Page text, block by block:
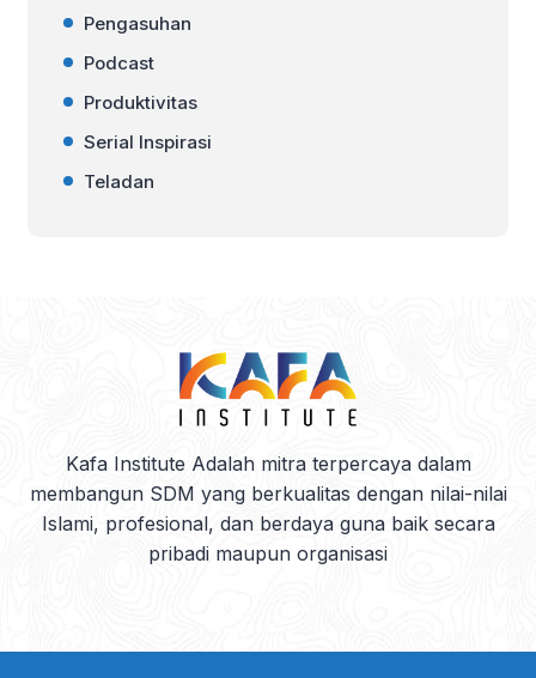
Pengasuhan
Podcast
Produktivitas
Serial Inspirasi
Teladan
Kafa Institute Adalah mitra terpercaya dalam
membangun SDM yang berkualitas dengan nilai-nilai
Islami, profesional, dan berdaya guna baik secara
pribadi maupun organisasi